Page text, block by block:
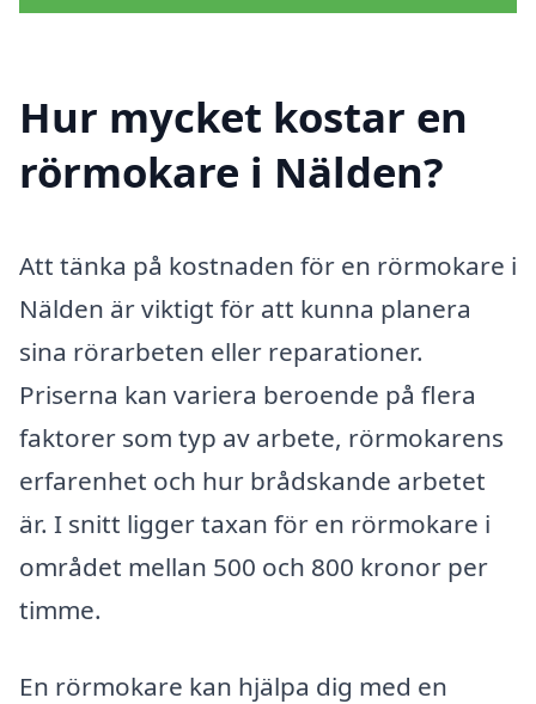
Hur mycket kostar en
rörmokare i Nälden?
Att tänka på kostnaden för en rörmokare i
Nälden är viktigt för att kunna planera
sina rörarbeten eller reparationer.
Priserna kan variera beroende på flera
faktorer som typ av arbete, rörmokarens
erfarenhet och hur brådskande arbetet
är. I snitt ligger taxan för en rörmokare i
området mellan 500 och 800 kronor per
timme.
En rörmokare kan hjälpa dig med en